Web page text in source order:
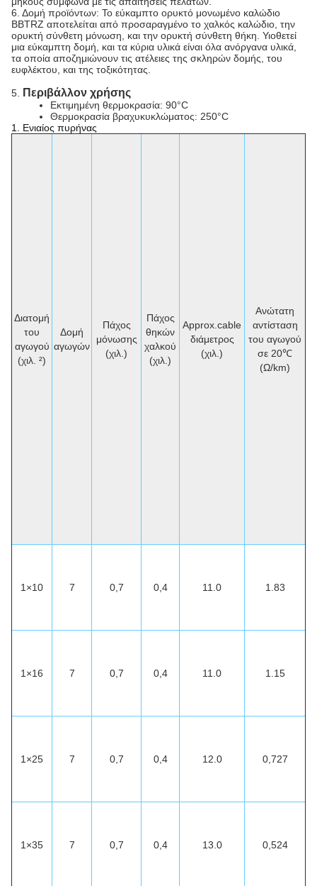
6. Δομή προϊόντων: Το εύκαμπτο ορυκτό μονωμένο καλώδιο
BBTRZ αποτελείται από προσαραγμένο το χαλκός καλώδιο, την
ορυκτή σύνθετη μόνωση, και την ορυκτή σύνθετη θήκη. Υιοθετεί
μια εύκαμπτη δομή, και τα κύρια υλικά είναι όλα ανόργανα υλικά,
τα οποία αποζημιώνουν τις ατέλειες της σκληρών δομής, του
ευφλέκτου, και της τοξικότητας.
5. Περιβάλλον χρήσης
Εκτιμημένη θερμοκρασία: 90°C
Θερμοκρασία βραχυκυκλώματος: 250°C
1. Ενιαίος πυρήνας
Διατομή
του
αγωγού
(χιλ. ²)
Δομή
αγωγών
Πάχος
μόνωσης
(χιλ.)
Πάχος
θηκών
χαλκού
(χιλ.)
Approx.cable
διάμετρος
(χιλ.)
Ανώτατη
αντίσταση
του αγωγού
σε 20℃
(Ω/km)
1×10 7 0,7 0,4 11.0 1.83
1×16 7 0,7 0,4 11.0 1.15
1×25 7 0,7 0,4 12.0 0,727
1×35 7 0,7 0,4 13.0 0,524